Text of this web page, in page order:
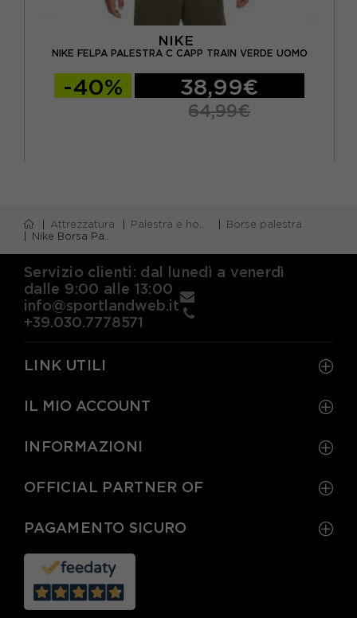
NIKE
NIKE FELPA PALESTRA C CAPP TRAIN VERDE UOMO
-40% 38,99€
64,99€
Attrezzatura Palestra e home gym
Borse palestra
Nike Borsa Palestra Brasilia S Corallo
Servizio clienti: dal lunedì a venerdì
dalle 9:00 alle 13:00
info@sportlandweb.it
+39.030.7778571
LINK UTILI
IL MIO ACCOUNT
INFORMAZIONI
OFFICIAL PARTNER OF
PAGAMENTO SICURO